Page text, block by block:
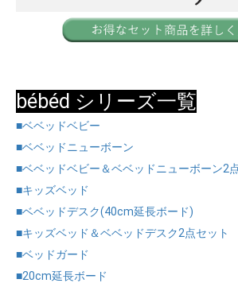
bébéd シリーズ一覧
■ベベッドベビー
■ベベッドニューボーン
■ベベッドベビー＆ベベッドニューボーン2
■キッズベッド
■ベベッドデスク(40cm延長ボード)
■キッズベッド＆ベベッドデスク2点セット
■ベッドガード
■20cm延長ボード